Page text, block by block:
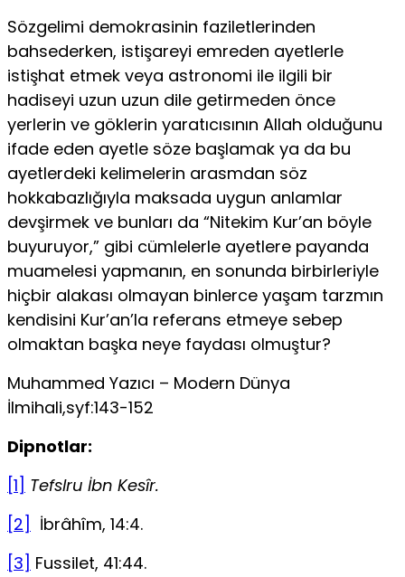
Sözgelimi demokrasinin faziletlerinden
bahsederken, istişare­yi emreden ayetlerle
istişhat etmek veya astronomi ile ilgili bir
hadiseyi uzun uzun dile getirmeden önce
yerlerin ve göklerin yaratıcısının Allah olduğunu
ifade eden ayetle söze başlamak ya da bu
ayetlerdeki kelimelerin arasmdan söz
hokkabazlığıy­la maksada uygun anlamlar
devşirmek ve bunları da “Nitekim Kur’an böyle
buyuruyor,” gibi cümlelerle ayetlere payanda
muamelesi yapmanın, en sonunda birbirleriyle
hiçbir alakası olmayan binlerce yaşam tarzmın
kendisini Kur’an’la referans etmeye sebep
olmaktan başka neye faydası olmuştur?
Muhammed Yazıcı – Modern Dünya
İlmihali,syf:143-152
Dipnotlar:
[1] Tefslru İbn Kesîr.
[2] İbrâhîm, 14:4.
[3] Fussilet, 41:44.